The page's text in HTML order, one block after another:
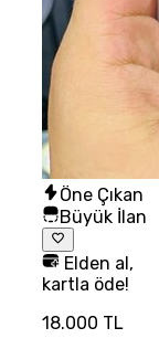
Öne Çıkan
Büyük İlan
Elden al,
kartla öde!
18.000 TL